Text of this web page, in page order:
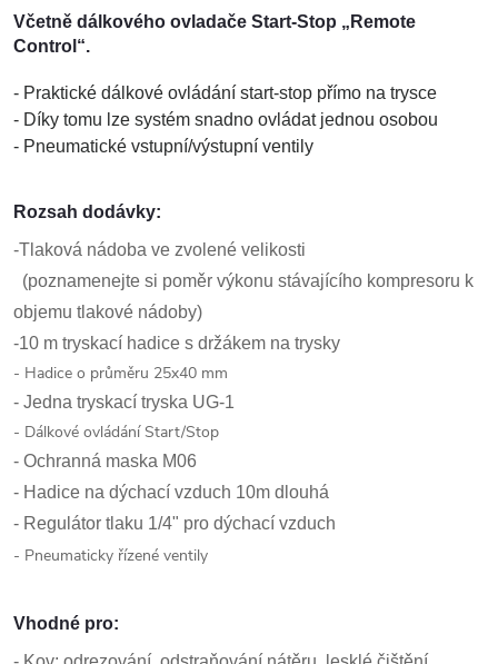
Včetně dálkového ovladače Start-Stop „Remote
Control“.
- Praktické dálkové ovládání start-stop přímo na trysce
- Díky tomu lze systém snadno ovládat jednou osobou
- Pneumatické vstupní/výstupní ventily
Rozsah dodávky:
-Tlaková nádoba ve zvolené velikosti
(poznamenejte si poměr výkonu stávajícího kompresoru k
objemu tlakové nádoby)
-10 m tryskací hadice s držákem na trysky
- Hadice o průměru 25x40 mm
- Jedna tryskací tryska UG-1
- Dálkové ovládání Start/Stop
- Ochranná maska ​​M06
- Hadice na dýchací vzduch 10m dlouhá
- Regulátor tlaku 1/4" pro dýchací vzduch
- Pneumaticky řízené ventily
Vhodné pro: